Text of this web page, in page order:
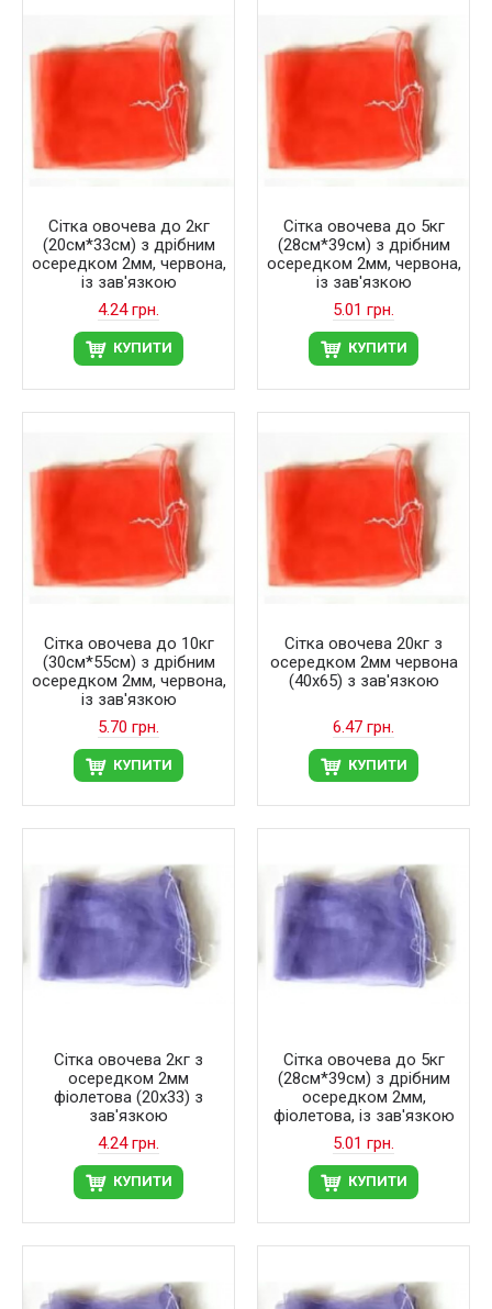
Сітка овочева до 2кг
(20см*33см) з дрібним
осередком 2мм, червона,
із зав'язкою
4.24 грн.
КУПИТИ
Сітка овочева до 5кг
(28см*39см) з дрібним
осередком 2мм, червона,
із зав'язкою
5.01 грн.
КУПИТИ
Сітка овочева до 10кг
(30см*55см) з дрібним
осередком 2мм, червона,
із зав'язкою
5.70 грн.
КУПИТИ
Сітка овочева 20кг з
осередком 2мм червона
(40х65) з зав'язкою
6.47 грн.
КУПИТИ
Сітка овочева 2кг з
осередком 2мм
фіолетова (20х33) з
зав'язкою
4.24 грн.
КУПИТИ
Сітка овочева до 5кг
(28см*39см) з дрібним
осередком 2мм,
фіолетова, із зав'язкою
5.01 грн.
КУПИТИ